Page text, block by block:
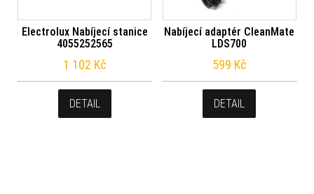
Electrolux Nabíjecí stanice
4055252565
1 102 Kč
DETAIL
Nabíjecí adaptér CleanMate
LDS700
599 Kč
DETAIL